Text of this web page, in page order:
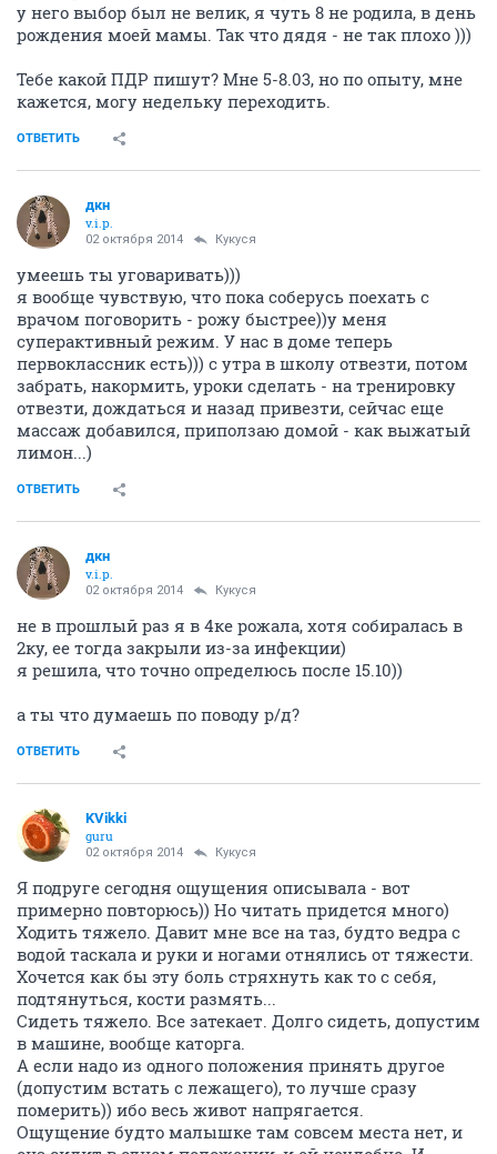
у него выбор был не велик, я чуть 8 не родила, в день
рождения моей мамы. Так что дядя - не так плохо )))
Тебе какой ПДР пишут? Мне 5-8.03, но по опыту, мне
кажется, могу недельку переходить.
ОТВЕТИТЬ
дкн
v.i.p.
02 октября 2014 Кукуся
умеешь ты уговаривать)))
я вообще чувствую, что пока соберусь поехать с
врачом поговорить - рожу быстрее))у меня
суперактивный режим. У нас в доме теперь
первоклассник есть))) с утра в школу отвезти, потом
забрать, накормить, уроки сделать - на тренировку
отвезти, дождаться и назад привезти, сейчас еще
массаж добавился, приползаю домой - как выжатый
лимон...)
ОТВЕТИТЬ
дкн
v.i.p.
02 октября 2014 Кукуся
не в прошлый раз я в 4ке рожала, хотя собиралась в
2ку, ее тогда закрыли из-за инфекции)
я решила, что точно определюсь после 15.10))
а ты что думаешь по поводу р/д?
ОТВЕТИТЬ
KVikki
guru
02 октября 2014 Кукуся
Я подруге сегодня ощущения описывала - вот
примерно повторюсь)) Но читать придется много)
Ходить тяжело. Давит мне все на таз, будто ведра с
водой таскала и руки и ногами отнялись от тяжести.
Хочется как бы эту боль стряхнуть как то с себя,
подтянуться, кости размять...
Сидеть тяжело. Все затекает. Долго сидеть, допустим
в машине, вообще каторга.
А если надо из одного положения принять другое
(допустим встать с лежащего), то лучше сразу
померить)) ибо весь живот напрягается.
Ощущение будто малышке там совсем места нет, и